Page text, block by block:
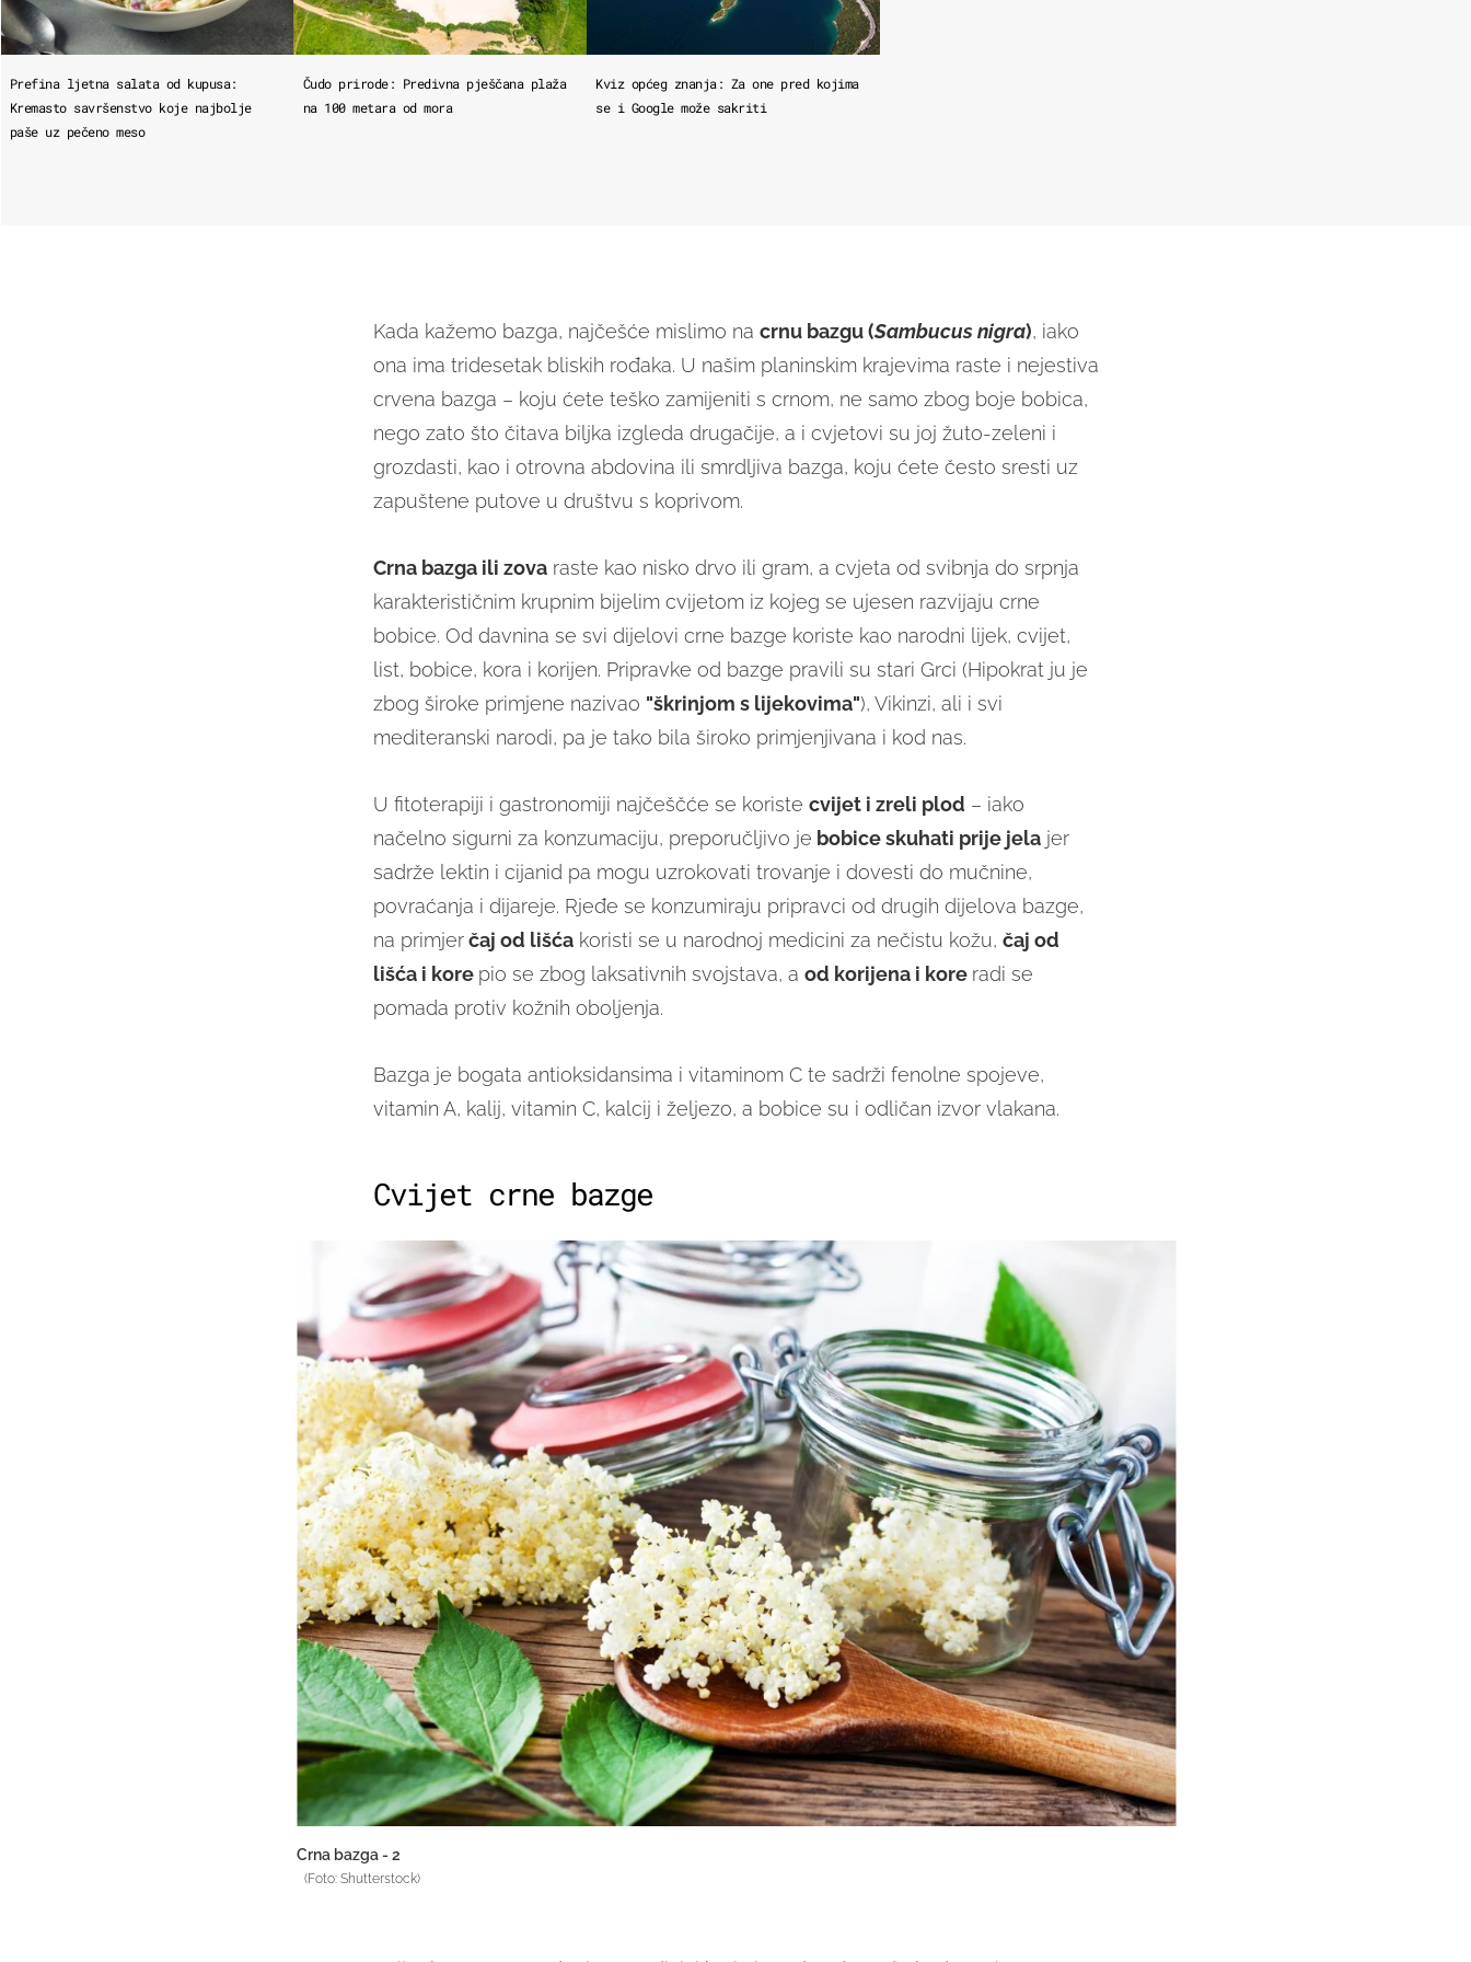
Prefina ljetna salata od kupusa:
Kremasto savršenstvo koje najbolje
paše uz pečeno meso
Čudo prirode: Predivna pješčana plaža
na 100 metara od mora
Kviz općeg znanja: Za one pred kojima
se i Google može sakriti
Kada kažemo bazga, najčešće mislimo na crnu bazgu (Sambucus nigra), iako
ona ima tridesetak bliskih rođaka. U našim planinskim krajevima raste i nejestiva
crvena bazga – koju ćete teško zamijeniti s crnom, ne samo zbog boje bobica,
nego zato što čitava biljka izgleda drugačije, a i cvjetovi su joj žuto-zeleni i
grozdasti, kao i otrovna abdovina ili smrdljiva bazga, koju ćete često sresti uz
zapuštene putove u društvu s koprivom.
Crna bazga ili zovaraste kao nisko drvo ili gram, a cvjeta od svibnja do srpnja
karakterističnim krupnim bijelim cvijetom iz kojeg se ujesen razvijaju crne
bobice. Od davnina se svi dijelovi crne bazge koriste kao narodni lijek, cvijet,
list, bobice, kora i korijen. Pripravke od bazge pravili su stari Grci (Hipokrat ju je
zbog široke primjene nazivao "škrinjom s lijekovima"), Vikinzi, ali i svi
mediteranski narodi, pa je tako bila široko primjenjivana i kod nas.
U fitoterapiji i gastronomiji najčeščće se koriste cvijet i zreli plod – iako
načelno sigurni za konzumaciju, preporučljivo je bobice skuhati prije jelajer
sadrže lektin i cijanid pa mogu uzrokovati trovanje i dovesti do mučnine,
povraćanja i dijareje. Rjeđe se konzumiraju pripravci od drugih dijelova bazge,
na primjerčaj od lišćakoristi se u narodnoj medicini za nečistu kožu, čaj od
lišća i kore pio se zbog laksativnih svojstava, a od korijena i kore radi se
pomada protiv kožnih oboljenja.
Bazga je bogata antioksidansima i vitaminom C te sadrži fenolne spojeve,
vitamin A, kalij, vitamin C, kalcij i željezo, a bobice su i odličan izvor vlakana.
Cvijet crne bazge
Crna bazga - 2
(Foto: Shutterstock)